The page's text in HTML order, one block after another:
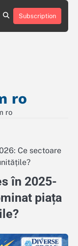
Contact
Politică
Subscription
ro
ro
Ce sectoare
în 2025-
piața